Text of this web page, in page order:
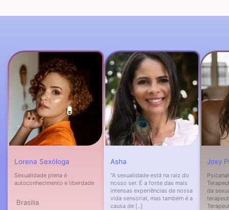
Lorena Sexóloga
Sexualidade plena é
autoconhecimento e liberdade
Brasilia
Asha
"A sexualidade está na raiz do
nosso ser. É a fonte das mais
intensas experiências de nossa
vida sensorial, mas também é a
causa de [..]
Josy
da